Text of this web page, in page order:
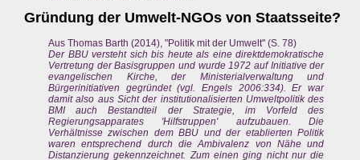
Gründung der Umwelt-NGOs von Staatsseite?
Aus Thomas Barth (2014), "Politik mit der Umwelt" (S. 78)
Der BBU versteht sich bis heute als eine direktdemokratische
Vertretung der Basisgruppen und wurde 1972 auf Initiative der
evangelischen Kirche, der Ministerialverwaltung und
Bürgerinitiativen gegründet (vgl. Engels 2006:334). Er war
damit also aus Sicht der institutionalisierten Umweltpolitik des
BMI auch Bestandteil der Strategie, im Vorfeld des
Regierungsapparates 'Hilfstruppen' aufzubauen. Die
Verhältnisse zwischen dem BBU und der etablierten Politik
waren entsprechend durch die Ambivalenz von Nähe und
Distanzierung gekennzeichnet. Zum einen ging nicht nur die